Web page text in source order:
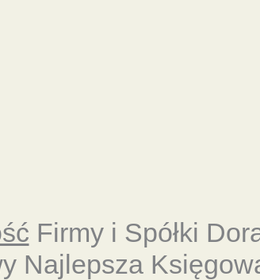
Firmy i Spółki
Najlepsza